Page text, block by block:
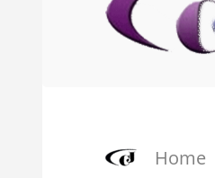
Home